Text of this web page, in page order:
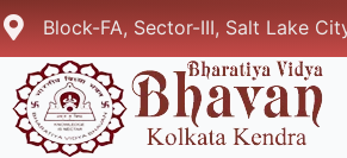
Skip
to
content
Block-FA, Sector-III, Salt Lake